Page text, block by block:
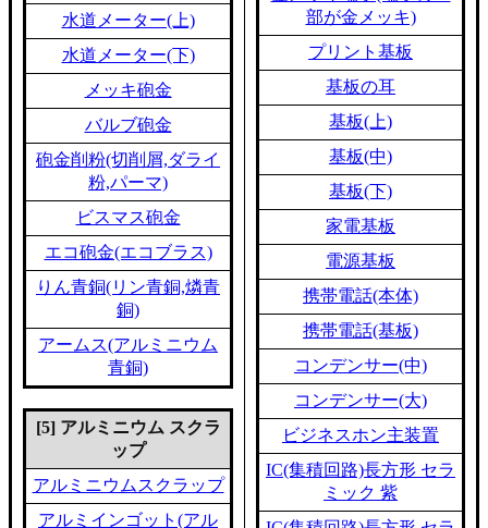
水道メーター(上)
水道メーター(下)
メッキ砲金
バルブ砲金
砲金削粉(切削屑,ダライ
粉,パーマ)
ビスマス砲金
エコ砲金(エコブラス)
りん青銅(リン青銅,燐青
銅)
アームス(アルミニウム
青銅)
[5] アルミニウム スクラ
ップ
アルミニウムスクラップ
アルミインゴット(アル
部が金メッキ)
プリント基板
基板の耳
基板(上)
基板(中)
基板(下)
家電基板
電源基板
携帯電話(本体)
携帯電話(基板)
コンデンサー(中)
コンデンサー(大)
ビジネスホン主装置
IC(集積回路)長方形 セラ
ミック 紫